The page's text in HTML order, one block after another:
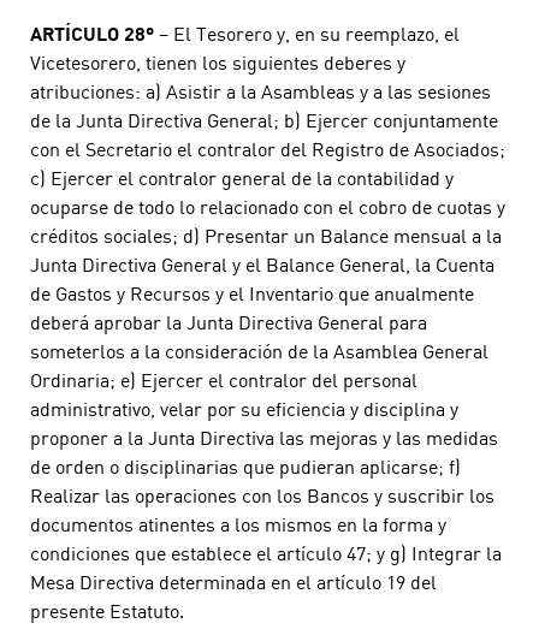
ARTÍCULO 28º – El Tesorero y, en su reemplazo, el
Vicetesorero, tienen los siguientes deberes y
atribuciones: a) Asistir a la Asambleas y a las sesiones
de la Junta Directiva General; b) Ejercer conjuntamente
con el Secretario el contralor del Registro de Asociados;
c) Ejercer el contralor general de la contabilidad y
ocuparse de todo lo relacionado con el cobro de cuotas y
créditos sociales; d) Presentar un Balance mensual a la
Junta Directiva General y el Balance General, la Cuenta
de Gastos y Recursos y el Inventario que anualmente
deberá aprobar la Junta Directiva General para
someterlos a la consideración de la Asamblea General
Ordinaria; e) Ejercer el contralor del personal
administrativo, velar por su eficiencia y disciplina y
proponer a la Junta Directiva las mejoras y las medidas
de orden o disciplinarias que pudieran aplicarse; f)
Realizar las operaciones con los Bancos y suscribir los
documentos atinentes a los mismos en la forma y
condiciones que establece el artículo 47; y g) Integrar la
Mesa Directiva determinada en el artículo 19 del
presente Estatuto.